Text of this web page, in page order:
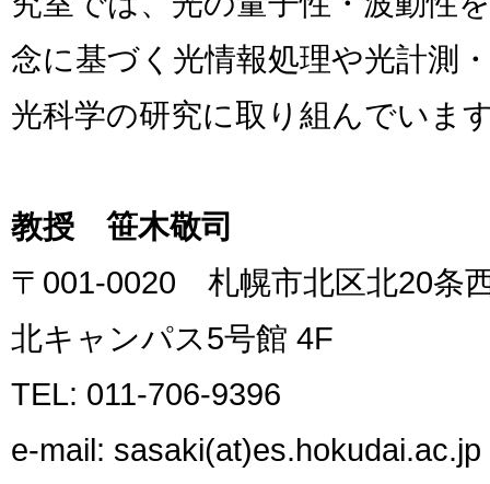
念に基づく光情報処理や光計測
光科学の研究に取り組んでいま
教授 笹木敬司
〒001-0020 札幌市北区北20条
北キャンパス5号館 4F
TEL: 011-706-9396
e-mail: sasaki(at)es.hokudai.ac.jp